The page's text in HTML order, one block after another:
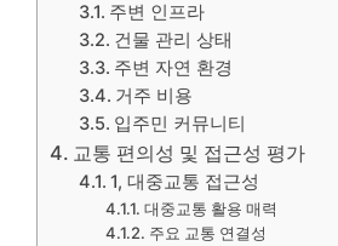
주변 인프라
건물 관리 상태
주변 자연 환경
거주 비용
입주민 커뮤니티
교통 편의성 및 접근성 평가
1, 대중교통 접근성
대중교통 활용 매력
주요 교통 연결성